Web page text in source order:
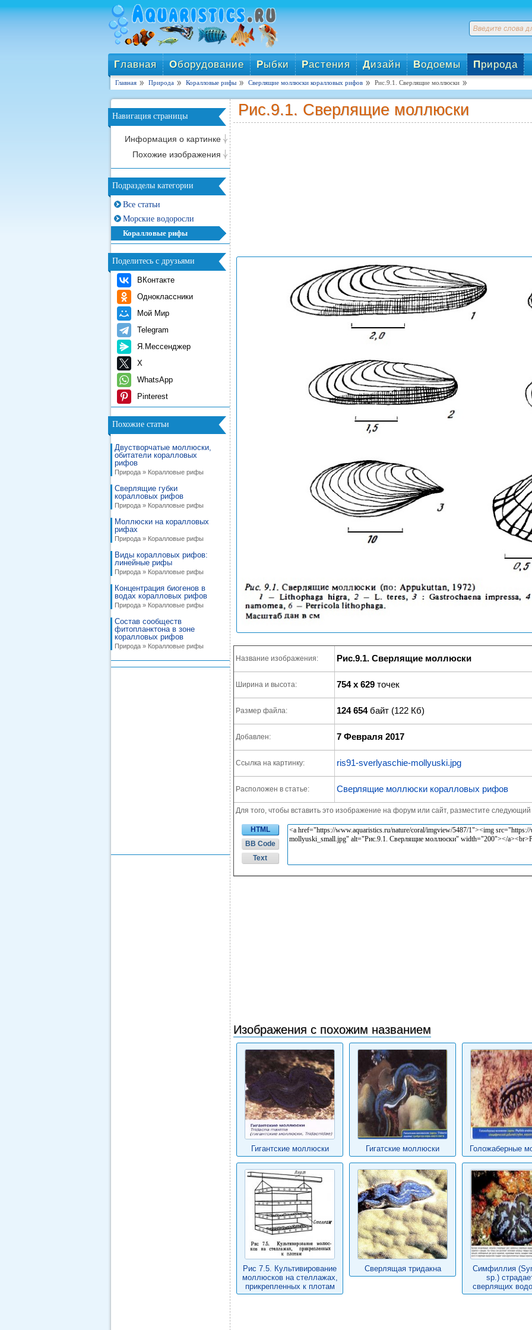
Главная Оборудование Рыбки Растения Дизайн Водоемы Природа
Главная Природа Коралловые рифы Сверлящие моллюски коралловых рифов Рис.9.1. Сверлящие моллюски
Навигация страницы
Информация о картинке
Похожие изображения
Подразделы категории
Все статьи
Морские водоросли
Коралловые рифы
Поделитесь с друзьями
ВКонтакте
Одноклассники
Мой Мир
Telegram
Я.Мессенджер
X
WhatsApp
Pinterest
Похожие статьи
Двустворчатые моллюски,
обитатели коралловых
рифов
Природа » Коралловые рифы
Сверлящие губки
коралловых рифов
Природа » Коралловые рифы
Моллюски на коралловых
рифах
Природа » Коралловые рифы
Виды коралловых рифов:
линейные рифы
Природа » Коралловые рифы
Концентрация биогенов в
водах коралловых рифов
Природа » Коралловые рифы
Cостав сообществ
фитопланктона в зоне
коралловых рифов
Природа » Коралловые рифы
Рис.9.1. Сверлящие моллюски
Название изображения: Рис.9.1. Сверлящие моллюски
Ширина и высота: 754 x 629 точек
Размер файла: 124 654байт (122 Кб)
Добавлен: 7 Февраля 2017
Ссылка на картинку: ris91-sverlyaschie-mollyuski.jpg
Расположен в статье: Сверлящие моллюски коралловых рифов
Для того, чтобы вставить это изображение на форум или сайт, разместите следующий
HTML
BB Code
Text
Изображения с похожим названием
Гигантские моллюски Гигатские моллюски Голожаберные
Рис 7.5. Культивирование
моллюсков на стеллажах,
прикрепленных к плотам
Сверлящая тридакна
Симфиллия
sp.)
сверлящих